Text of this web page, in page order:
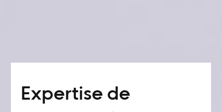
Expertise de